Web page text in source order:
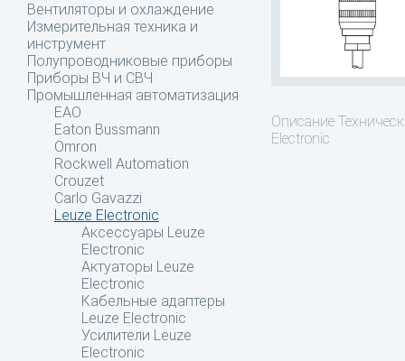
Вентиляторы и охлаждение
Измерительная техника и
инструмент
Полупроводниковые приборы
Приборы ВЧ и СВЧ
Промышленная автоматизация
EAO
Eaton Bussmann
Omron
Rockwell Automation
Crouzet
Carlo Gavazzi
Leuze Electronic
Аксессуары Leuze
Electronic
Актуаторы Leuze
Electronic
Кабельные адаптеры
Leuze Electronic
Усилители Leuze
Electronic
Описание
Electronic